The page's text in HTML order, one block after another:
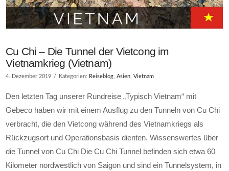
Cu Chi – Die Tunnel der Vietcong im
Vietnamkrieg (Vietnam)
4. Dezember 2019 Kategorien: Reiseblog ,Asien ,Vietnam
Den letzten Tag unserer Rundreise „Typisch Vietnam“ mit
Gebeco haben wir mit einem Ausflug zu den Tunneln von Cu Chi
verbracht, die den Vietcong während des Vietnamkriegs als
Rückzugsort und Operationsbasis dienten. Wissenswertes über
die Tunnel von Cu Chi Die Cu Chi Tunnel befinden sich etwa 60
Kilometer nordwestlich von Saigon und sind ein Tunnelsystem, in